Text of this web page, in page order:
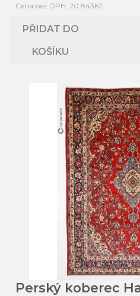
Cena bez DPH: 20 843Kč
PŘIDAT DO
KOŠÍKU
Perský koberec